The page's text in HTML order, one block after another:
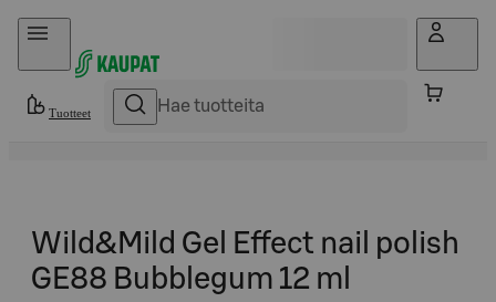
Hyppää sisältöön
Tuotteet
Wild&Mild Gel Effect nail polish
GE88 Bubblegum 12 ml